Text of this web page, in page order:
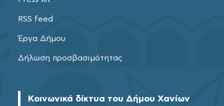
RSS feed
Έργα Δήμου
Δήλωση προσβασιμότητας
Κοινωνικά δίκτυα του Δήμου Χανίων